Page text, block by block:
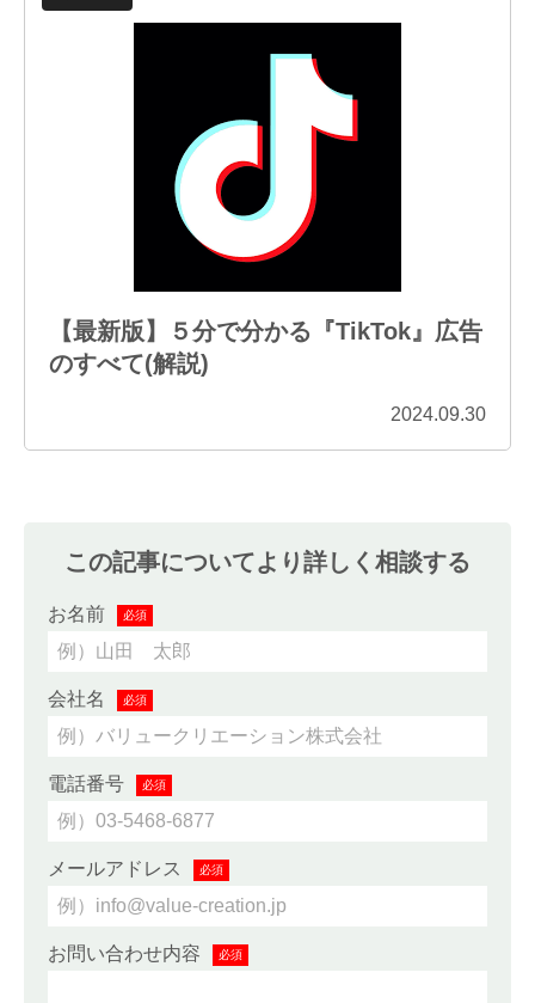
【最新版】５分で分かる『TikTok』広告
のすべて(解説)
2024.09.30
この記事についてより詳しく相談する
お名前 必須
会社名 必須
電話番号 必須
メールアドレス 必須
お問い合わせ内容 必須